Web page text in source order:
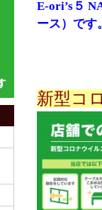
E-ori’s５
ース）です
新型コ